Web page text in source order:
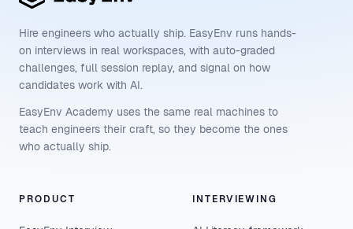
Hire engineers who actually ship. EasyEnv runs hands-
on interviews in real workspaces, with auto-graded
challenges, full session replay, and signal on how
candidates work with AI.
EasyEnv Academy uses the same real machines to
teach engineers their craft, so they become the ones
who actually ship.
PRODUCT INTERVIEWING